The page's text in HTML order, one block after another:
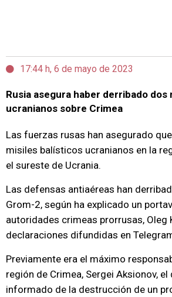
17:44 h, 6 de mayo de 2023
Rusia asegura haber derribado
ucranianos sobre Crimea
Las fuerzas rusas han asegurado
misiles balísticos ucranianos en la
el sureste de Ucrania.
Las defensas antiaéreas han
Grom-2, según ha explicado un
autoridades crimeas prorrusas, Oleg
declaraciones difundidas en
Previamente era el máximo
región de Crimea, Sergei Aksionov, el
informado de la destrucción de un